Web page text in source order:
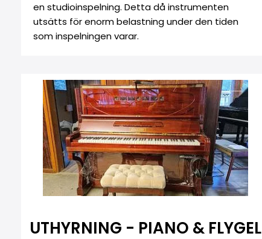
en studioinspelning. Detta då instrumenten
utsätts för enorm belastning under den tiden
som inspelningen varar.
UTHYRNING - PIANO & FLYGEL